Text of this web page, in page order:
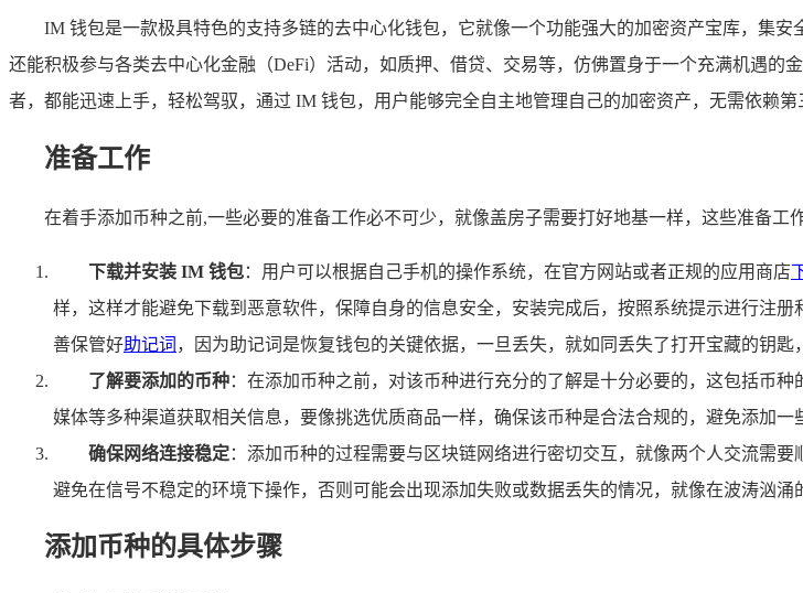
IM 钱包是一款极具特色的支持多链的去中心化钱包，它就像一个功能强大的加密资产宝库，集
还能积极参与各类去中心化金融（DeFi）活动，如质押、借贷、交易等，仿佛置身于一个充满机遇
者，都能迅速上手，轻松驾驭，通过 IM 钱包，用户能够完全自主地管理自己的加密资产，无需依赖
准备工作
在着手添加币种之前,一些必要的准备工作必不可少，就像盖房子需要打好地基一样，这些准备工
下载并安装 IM 钱包：用户可以根据自己手机的操作系统，在官方网站或者正规的应用商店
样，这样才能避免下载到恶意软件，保障自身的信息安全，安装完成后，按照系统提示进行注
善保管好助记词 ，因为助记词是恢复钱包的关键依据，一旦丢失，就如同丢失了打开宝藏的钥匙
了解要添加的币种：在添加币种之前，对该币种进行充分的了解是十分必要的，这包括币
媒体等多种渠道获取相关信息，要像挑选优质商品一样，确保该币种是合法合规的，避免添加一
确保网络连接稳定：添加币种的过程需要与区块链网络进行密切交互，就像两个人交流需
避免在信号不稳定的环境下操作，否则可能会出现添加失败或数据丢失的情况，就像在波涛汹涌
添加币种的具体步骤